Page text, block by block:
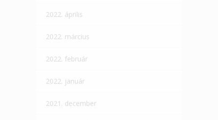
2022. április
2022. március
2022. február
2022. január
2021. december